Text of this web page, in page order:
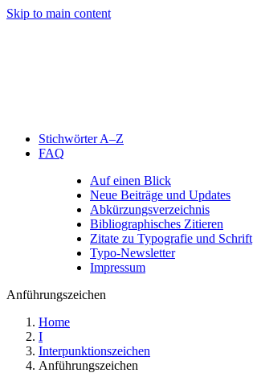
Skip to main content
Stichwörter A–Z
FAQ
Auf einen Blick
Neue Beiträge und Updates
Abkürzungsverzeichnis
Bibliographisches Zitieren
Zitate zu Typografie und Schrift
Typo-Newsletter
Impressum
Anführungszeichen
Home
I
Interpunktionszeichen
Anführungszeichen